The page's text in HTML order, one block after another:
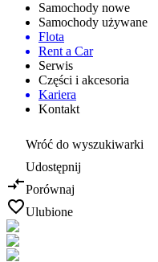
Samochody nowe
Samochody używane
Flota
Rent a Car
Serwis
Części i akcesoria
Kariera
Kontakt
Wróć do wyszukiwarki
Udostępnij
Porównaj
Ulubione